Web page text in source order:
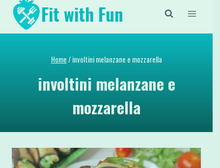
Fit with Fun
Home/ involtini melanzane e mozzarella
involtini melanzane e
mozzarella